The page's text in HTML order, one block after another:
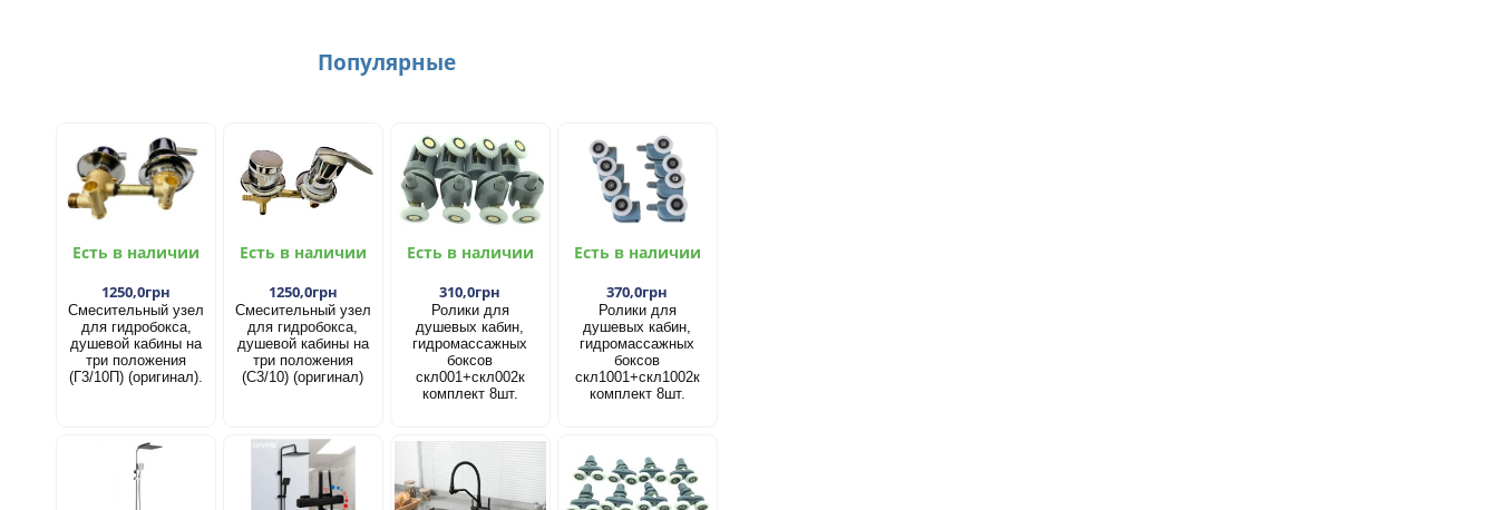
Популярные
Есть в наличии
1250,0грн
Смесительный узел
для гидробокса,
душевой кабины на
три положения
(Г3/10П) (оригинал).
Есть в наличии
1250,0грн
Смесительный узел
для гидробокса,
душевой кабины на
три положения
(С3/10) (оригинал)
Есть в наличии
310,0грн
Ролики для
душевых кабин,
гидромассажных
боксов
скл001+скл002к
комплект 8шт.
Есть в наличии
370,0грн
Ролики для
душевых кабин,
гидромассажных
боксов
скл1001+скл1002к
комплект 8шт.